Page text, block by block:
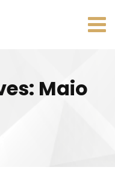
Maio